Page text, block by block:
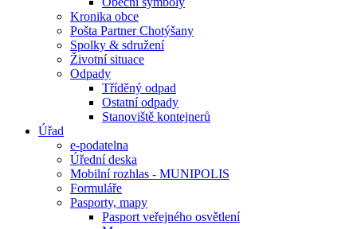
Kronika obce
Pošta Partner Chotýšany
Spolky & sdružení
Životní situace
Odpady
Tříděný odpad
Ostatní odpady
Stanoviště kontejnerů
Úřad
e-podatelna
Úřední deska
Mobilní rozhlas - MUNIPOLIS
Formuláře
Pasporty, mapy
Pasport veřejného osvětlení